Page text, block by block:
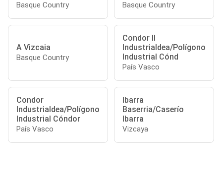
Basque Country Basque Country
A Vizcaia
Basque Country
Condor II
Industrialdea/Polígono
Industrial Cónd
País Vasco
Condor
Industrialdea/Polígono
Industrial Cóndor
País Vasco
Ibarra
Baserria/Caserío
Ibarra
Vizcaya